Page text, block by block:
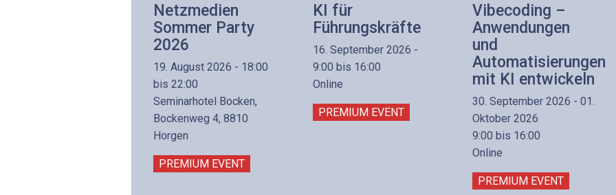
Netzmedien
Sommer Party
2026
19. August 2026 - 18:00
bis 22:00
Seminarhotel Bocken,
Bockenweg 4, 8810
Horgen
PREMIUM EVENT
KI für
Führungskräfte
16. September 2026 -
9:00 bis 16:00
Online
PREMIUM EVENT
Vibecoding –
Anwendungen
und
Automatisierungen
mit KI entwickeln
30. September 2026 - 01.
Oktober 2026
9:00 bis 16:00
Online
PREMIUM EVENT